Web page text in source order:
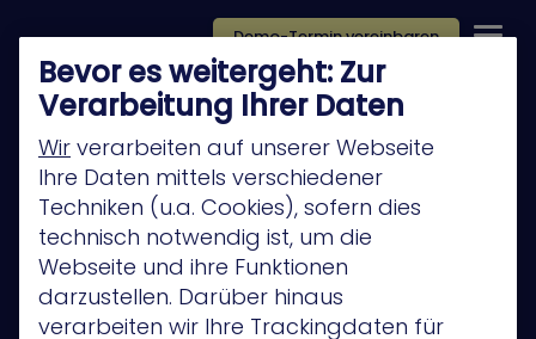
Demo-Termin vereinbaren
Platform
Company
Technology Partners
Bevor es weitergeht: Zur
Verarbeitung Ihrer Daten
Wir verarbeiten auf unserer Webseite
Ihre Daten mittels verschiedener
Techniken (u.a. Cookies), sofern dies
technisch notwendig ist, um die
Webseite und ihre Funktionen
darzustellen. Darüber hinaus
verarbeiten wir Ihre Trackingdaten für